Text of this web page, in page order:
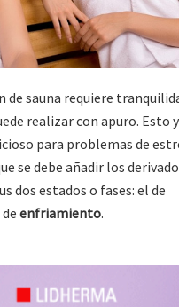
de sauna requiere
realizar con apuro. Esto
para problemas de
se debe añadir los
dos estados o fases: el de
enfriamiento.